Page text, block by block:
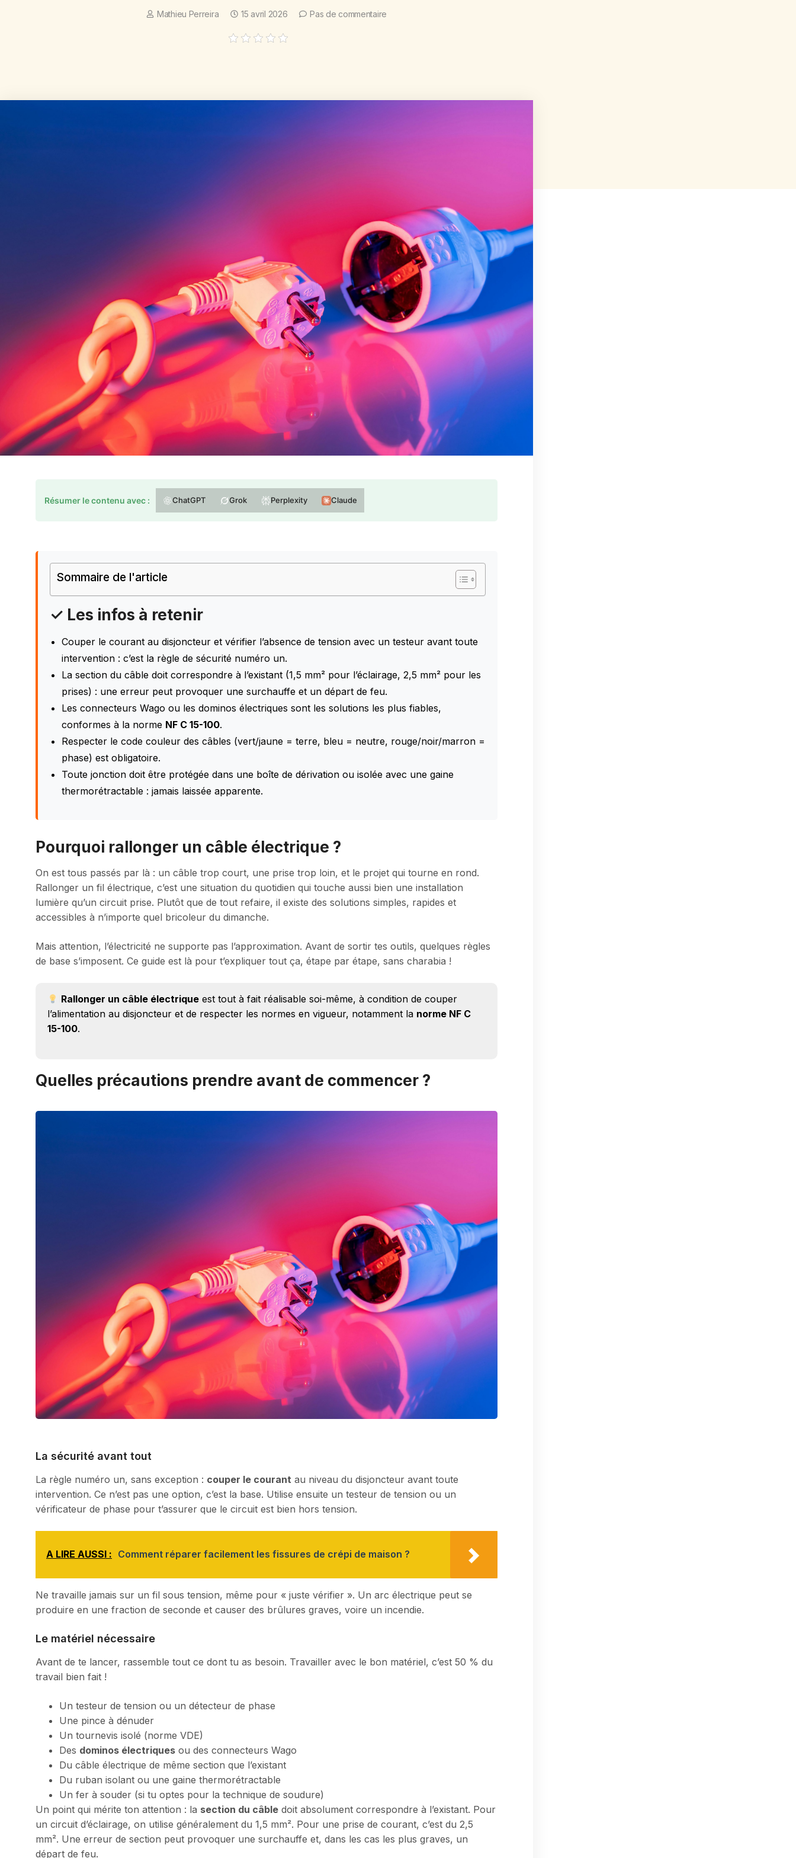
Mathieu Perreira 15 avril 2026 Pas de commentaire
Résumer le contenu avec : ChatGPT Grok Perplexity Claude
Sommaire de l'article
✓ Les infos à retenir
Couper le courant au disjoncteur et vérifier l’absence de tension avec un testeur avant toute
intervention : c’est la règle de sécurité numéro un.
La section du câble doit correspondre à l’existant (1,5 mm² pour l’éclairage, 2,5 mm² pour les
prises) : une erreur peut provoquer une surchauffe et un départ de feu.
Les connecteurs Wago ou les dominos électriques sont les solutions les plus fiables,
conformes à la norme NF C 15-100.
Respecter le code couleur des câbles (vert/jaune = terre, bleu = neutre, rouge/noir/marron =
phase) est obligatoire.
Toute jonction doit être protégée dans une boîte de dérivation ou isolée avec une gaine
thermorétractable : jamais laissée apparente.
Pourquoi rallonger un câble électrique ?
On est tous passés par là : un câble trop court, une prise trop loin, et le projet qui tourne en rond.
Rallonger un fil électrique, c’est une situation du quotidien qui touche aussi bien une installation
lumière qu’un circuit prise. Plutôt que de tout refaire, il existe des solutions simples, rapides et
accessibles à n’importe quel bricoleur du dimanche.
Mais attention, l’électricité ne supporte pas l’approximation. Avant de sortir tes outils, quelques règles
de base s’imposent. Ce guide est là pour t’expliquer tout ça, étape par étape, sans charabia !
Rallonger un câble électrique est tout à fait réalisable soi-même, à condition de couper
l’alimentation au disjoncteur et de respecter les normes en vigueur, notamment la norme NF C
15-100.
Quelles précautions prendre avant de commencer ?
La sécurité avant tout
La règle numéro un, sans exception : couper le courant au niveau du disjoncteur avant toute
intervention. Ce n’est pas une option, c’est la base. Utilise ensuite un testeur de tension ou un
vérificateur de phase pour t’assurer que le circuit est bien hors tension.
A LIRE AUSSI : Comment réparer facilement les fissures de crépi de maison ?
Ne travaille jamais sur un fil sous tension, même pour « juste vérifier ». Un arc électrique peut se
produire en une fraction de seconde et causer des brûlures graves, voire un incendie.
Le matériel nécessaire
Avant de te lancer, rassemble tout ce dont tu as besoin. Travailler avec le bon matériel, c’est 50 % du
travail bien fait !
Un testeur de tension ou un détecteur de phase
Une pince à dénuder
Un tournevis isolé (norme VDE)
Des dominos électriques ou des connecteurs Wago
Du câble électrique de même section que l’existant
Du ruban isolant ou une gaine thermorétractable
Un fer à souder (si tu optes pour la technique de soudure)
Un point qui mérite ton attention : la section du câble doit absolument correspondre à l’existant. Pour
un circuit d’éclairage, on utilise généralement du 1,5 mm². Pour une prise de courant, c’est du 2,5
mm². Une erreur de section peut provoquer une surchauffe et, dans les cas les plus graves, un
départ de feu.